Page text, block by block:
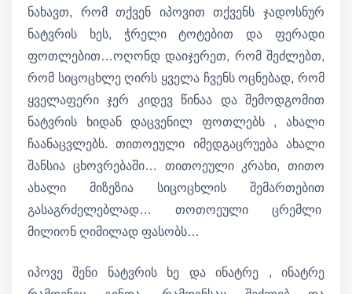
ნახავთ, რომ თქვენ იპოვით თქვენს ჯადოსნურ
ნატვრის ხეს, ჭრელი ტოტებით და ფერადი
ფოთლებით…ოღონდ დაიჯერეთ, რომ შეძლებთ,
რომ სიცოცხლე ღირს ყველა ჩვენს ოცნებად, რომ
ყველაფერი ჯერ კიდევ წინაა და შემოდგომით
ნატვრის ხიდან დაცვენილ ფოთლებს , ახალი
ჩაანაცვლებს. თითოეული იმედგაცრუება ახალი
შანსია ცხოვრებაში… თითოეული კრახი, თითო
ახალი მიზეზია სიცოცხლის შემართებით
გასაგრძელებლად… თოთოეული ცრემლი
მილიონ ღიმილად ფასობს…
იპოვე შენი ნატვრის ხე და ინატრე , ინატრე